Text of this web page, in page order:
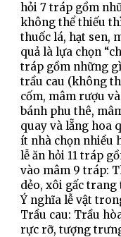
hỏi 7 tráp gồm
không thể thiếu
thuốc lá, hạt sen,
quả là lựa chọn
tráp gồm những
trầu cau (không
cốm, mâm rượu
bánh phu thê,
quay và lẵng hoa
ít nhà chọn nhiều
lễ ăn hỏi 11 tráp
vào mâm 9 tráp:
dẻo, xôi gấc
Ý nghĩa lễ vật
Trầu cau: Trầu
rực rỡ, tượng